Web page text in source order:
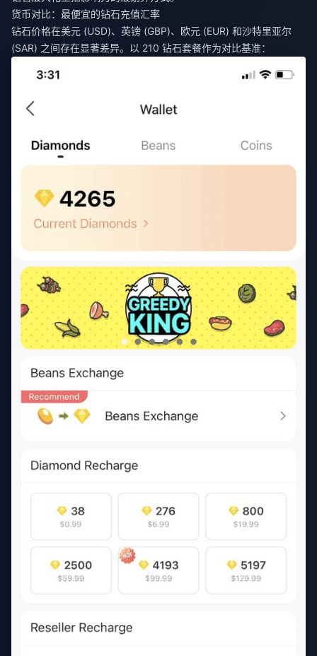
货币对比：最便宜的钻石充值汇率
钻石价格在美元 (USD)、英镑 (GBP)、欧元 (EUR) 和沙特里亚尔
(SAR) 之间存在显著差异。以 210 钻石套餐作为对比基准：